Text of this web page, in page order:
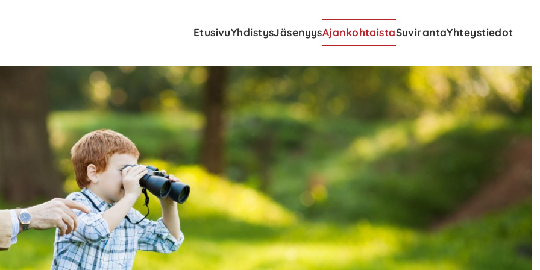
EtusivuYhdistysJäsenyysAjankohtaistaSuvirantaYhteystiedot